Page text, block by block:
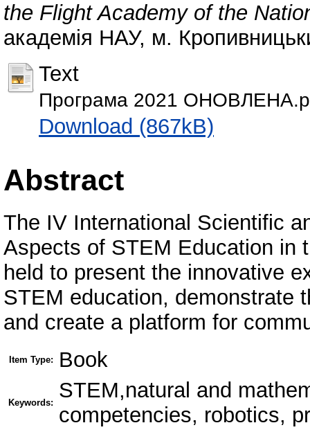
the Flight Academy of the
академія НАУ, м.
Text
Програма 2021
Download (867kB)
Abstract
The IV International Scientific
Aspects of STEM Education in
held to present the innovative
STEM education, demonstrate
and create a platform for
Item Type: Book
Keywords:
STEM,natural and
competencies, robotics,